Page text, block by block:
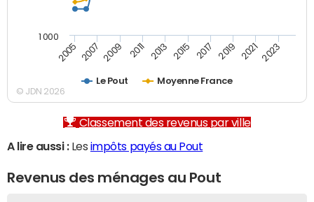
Le Pout Moyenne France
2005 2007 2009 2011 2013 2015 2017 2019 2021 2023
1 000
© JDN 2026
Classement des revenus par ville
A lire aussi :Les impôts payés au Pout
Revenus des ménages au Pout